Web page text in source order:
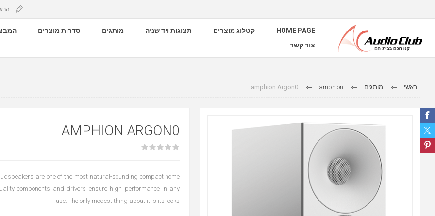
HOME PAGE קטלוג מוצרים תצוגות ויד שניה מותגים סדרות מוצרים
צור קשר
ראשי מותגים amphion
amphion Argon0
AMPHION ARGON0
are one of the most natural-sounding compact home
components and drivers ensure high performance in any
use. The only modest thing about it is its looks.